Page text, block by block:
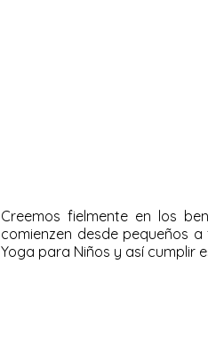
Creemos fielmente en los
comienzen desde pequeños
Yoga para Niños y así cumplir